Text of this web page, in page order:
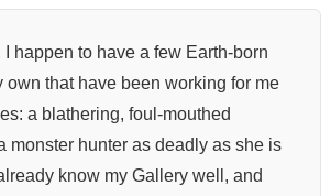
I happen to have a few Earth-born
own that have been working for me
a blathering, foul-mouthed
monster hunter as deadly as she is
know my Gallery well, and